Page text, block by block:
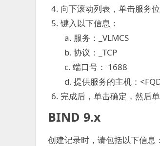
向下滚动列表，单击服务
键入以下信息：
a. 服务：_VLMCS
b. 协议：_TCP
c. 端口号： 1688
d. 提供服务的主机：
完成后，单击确定，然后单
BIND 9.x
创建记录时，请包括以下信息：